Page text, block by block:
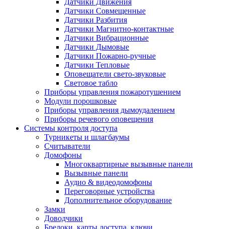
Датчики Совмещенные
Датчики Разбития
Датчики Магнитно-контактные
Датчики Вибрационные
Датчики Дымовые
Датчики Пожарно-ручные
Датчики Тепловые
Оповещатели свето-звуковые
Световое табло
Приборы управления пожаротушением
Модули порошковые
Приборы управления дымоудалением
Приборы речевого оповещения
Системы контроля доступа
Турникеты и шлагбаумы
Cчитыватели
Домофоны
Многоквартирные вызывные панели
Вызывные панели
Аудио & видеодомофоны
Переговорные устройства
Дополнительное оборудование
Замки
Доводчики
Брелоки, карты доступа, ключи